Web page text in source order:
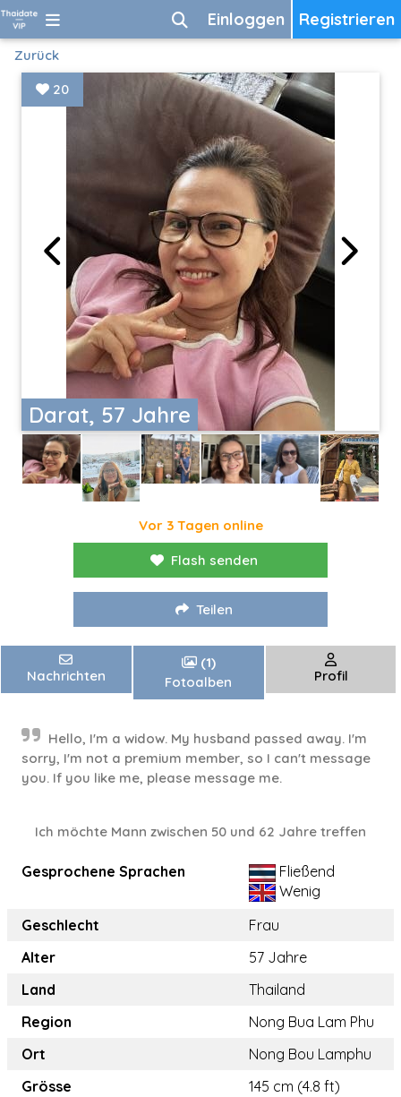
Registrieren
Einloggen
Zurück
Darat, 57 Jahre
20
Vor 3 Tagen online
Flash senden
Teilen
Nachrichten
(1)
Fotoalben
Profil
Hello, I'm a widow. My husband passed away. I'm
sorry, I'm not a premium member, so I can't message
you. If you like me, please message me.
Ich möchte Mann zwischen 50 und 62 Jahre treffen
Gesprochene Sprachen
Fließend
Wenig
Geschlecht
Frau
Alter
57 Jahre
Land
Thailand
Region
Nong Bua Lam Phu
Ort
Nong Bou Lamphu
Grösse
145 cm (4.8 ft)